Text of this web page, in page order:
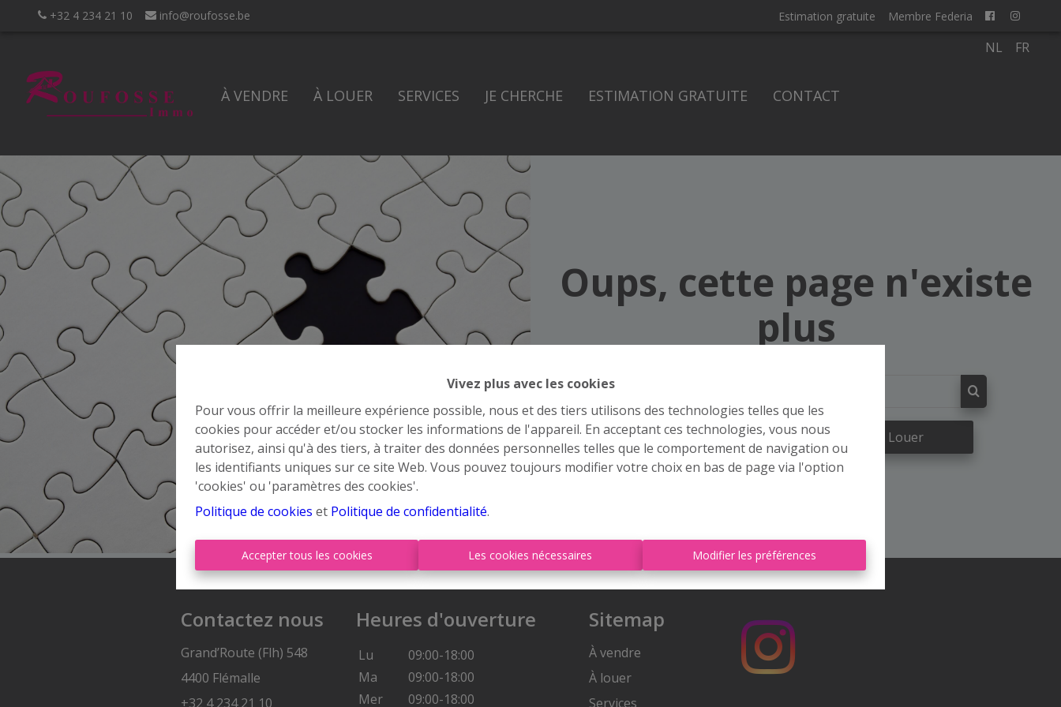
Vivez plus avec les cookies
Pour vous offrir la meilleure expérience possible, nous et des tiers utilisons des technologies telles que les
cookies pour accéder et/ou stocker les informations de l'appareil. En acceptant ces technologies, vous nous
autorisez, ainsi qu'à des tiers, à traiter des données personnelles telles que le comportement de navigation ou
les identifiants uniques sur ce site Web. Vous pouvez toujours modifier votre choix en bas de page via l'option
'cookies' ou 'paramètres des cookies'.
Politique de cookies et Politique de confidentialité.
Accepter tous les cookies Les cookies nécessaires Modifier les préférences
+32 4 234 21 10 info@roufosse.be Estimation gratuite Membre Federia
À VENDRE À LOUER SERVICES JE CHERCHE ESTIMATION GRATUITE CONTACT
NL FR
Oups, cette page n'existe
plus
À Vendre À Louer
Contactez nous
Grand’Route (Flh) 548
4400 Flémalle
+32 4 234 21 10
Heures d'ouverture
Lu
09:00-18:00
Ma
09:00-18:00
Mer
09:00-18:00
Sitemap
À vendre
À louer
Services